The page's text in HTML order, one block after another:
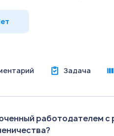
Задача
работодателем с